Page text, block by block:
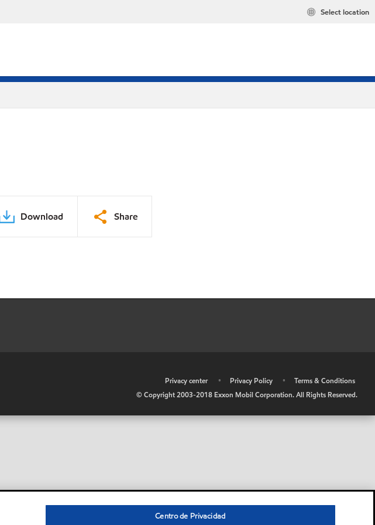
Select location
Download Share
Privacy center • Privacy Policy •
Terms & Conditions
© Copyright 2003-2018 Exxon Mobil Corporation. All Rights Reserved.
Centro de Privacidad